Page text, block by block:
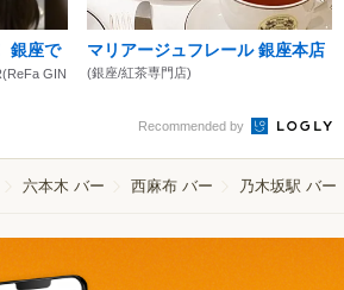
銀座で
GIN
マリアージュフレール 銀座本店
(銀座/紅茶専門店)
Recommended by
六本木 バー 西麻布 バー 乃木坂駅 バー